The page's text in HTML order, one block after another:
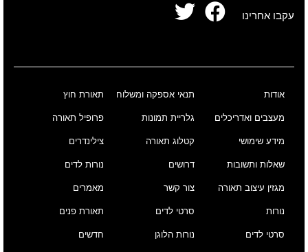
עקבו אחרינו
אודות
מעצבים ואדריכלים
מידע שימושי
שאלות ותשובות
מגזין עיצוב תאורה
תנאי אספקה ומשלוח
גלריית תמונות
קטלוג תאורה
דרושים
צור קשר
תאורת חוץ
פרופיל תאורה
צילינדרים
נורות לדים
מאמרים
נורות
סרטי לדים
סרטי לדים
נורות הלוגן
תאורת פנים
חדשים